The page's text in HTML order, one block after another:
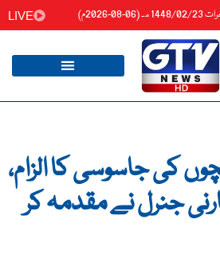
(06-08-2026م) LIVE
کی جاسوسی کا الزام،
جنرل نے مقدمہ کر